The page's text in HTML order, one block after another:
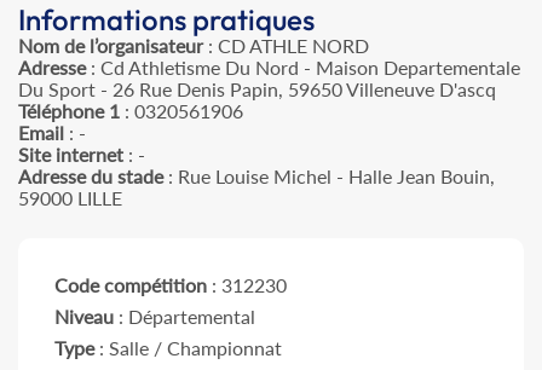
Informations pratiques
Nom de l’organisateur: CD ATHLE NORD
Adresse: Cd Athletisme Du Nord - Maison Departementale
Du Sport - 26 Rue Denis Papin, 59650 Villeneuve D'ascq
Téléphone 1 : 0320561906
Email : -
Site internet : -
Adresse du stade: Rue Louise Michel - Halle Jean Bouin,
59000 LILLE
Code compétition : 312230
Niveau : Départemental
Type: Salle / Championnat